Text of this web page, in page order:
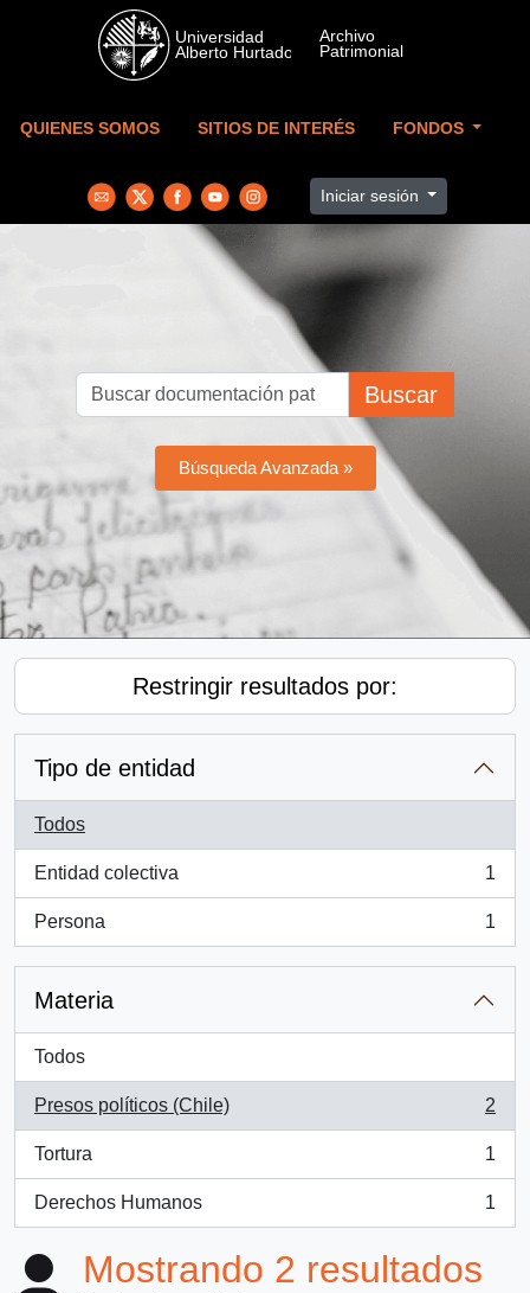
Skip to main content
QUIENES SOMOS SITIOS DE INTERÉS FONDOS
Iniciar sesión
Buscar
Búsqueda Avanzada »
Restringir resultados por:
Tipo de entidad
Todos
Entidad colectiva
, 1 resultados
1
Persona
, 1 resultados
1
Materia
Todos
Presos políticos (Chile)
, 2 resultados
2
Tortura
, 1 resultados
1
Derechos Humanos
, 1 resultados
1
Mostrando 2 resultados